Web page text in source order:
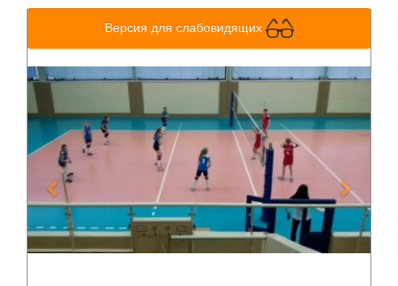
Версия для слабовидящих
Previous Next